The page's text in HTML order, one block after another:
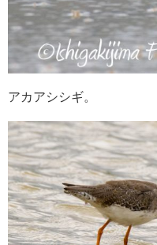
アカアシシギ。